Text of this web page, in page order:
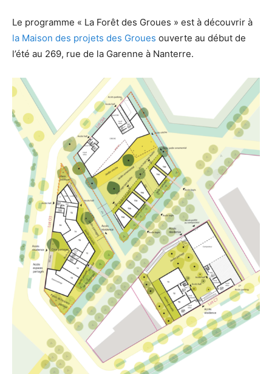
Le programme « La Forêt des Groues » est à découvrir à
la Maison des projets des Groues ouverte au début de
l’été au 269, rue de la Garenne à Nanterre.